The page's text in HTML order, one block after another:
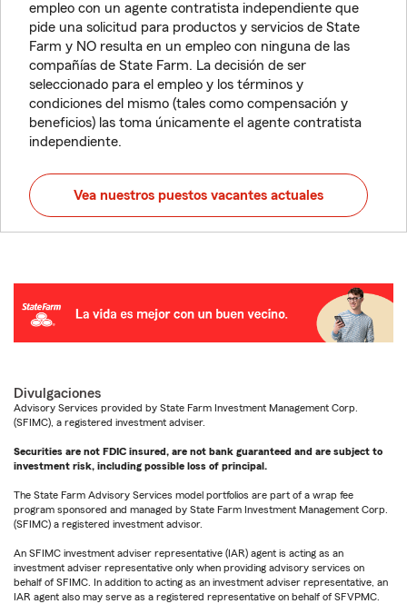
empleo con un agente contratista independiente que
pide una solicitud para productos y servicios de State
Farm y NO resulta en un empleo con ninguna de las
compañías de State Farm. La decisión de ser
seleccionado para el empleo y los términos y
condiciones del mismo (tales como compensación y
beneficios) las toma únicamente el agente contratista
independiente.
Vea nuestros puestos vacantes actuales
Divulgaciones
Advisory Services provided by State Farm Investment Management Corp.
(SFIMC), a registered investment adviser.
Securities are not FDIC insured, are not bank guaranteed and are subject to
investment risk, including possible loss of principal.
The State Farm Advisory Services model portfolios are part of a wrap fee
program sponsored and managed by State Farm Investment Management Corp.
(SFIMC) a registered investment advisor.
An SFIMC investment adviser representative (IAR) agent is acting as an
investment adviser representative only when providing advisory services on
behalf of SFIMC. In addition to acting as an investment adviser representative, an
IAR agent also may serve as a registered representative on behalf of SFVPMC.